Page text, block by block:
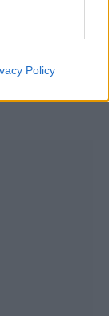
Policy